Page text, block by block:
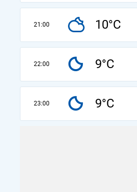
21:00 10°C
22:00 9°C
23:00 9°C